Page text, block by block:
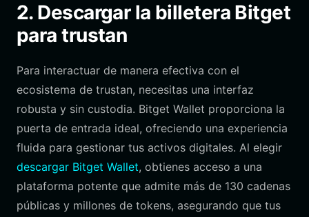
2. Descargar la billetera Bitget
para trustan
Para interactuar de manera efectiva con el
ecosistema de trustan, necesitas una interfaz
robusta y sin custodia. Bitget Wallet proporciona la
puerta de entrada ideal, ofreciendo una experiencia
fluida para gestionar tus activos digitales. Al elegir
descargar Bitget Wallet, obtienes acceso a una
plataforma potente que admite más de 130 cadenas
públicas y millones de tokens, asegurando que tus